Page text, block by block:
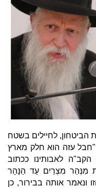
הביטחון, לחיילים בשטח
"חבל עזה הוא חלק מארץ
לאבותינו ככתוב
מִנְּהַר מִצְרַיִם עַד הַנָּהָר
ונאמר אותה בבירור, כן